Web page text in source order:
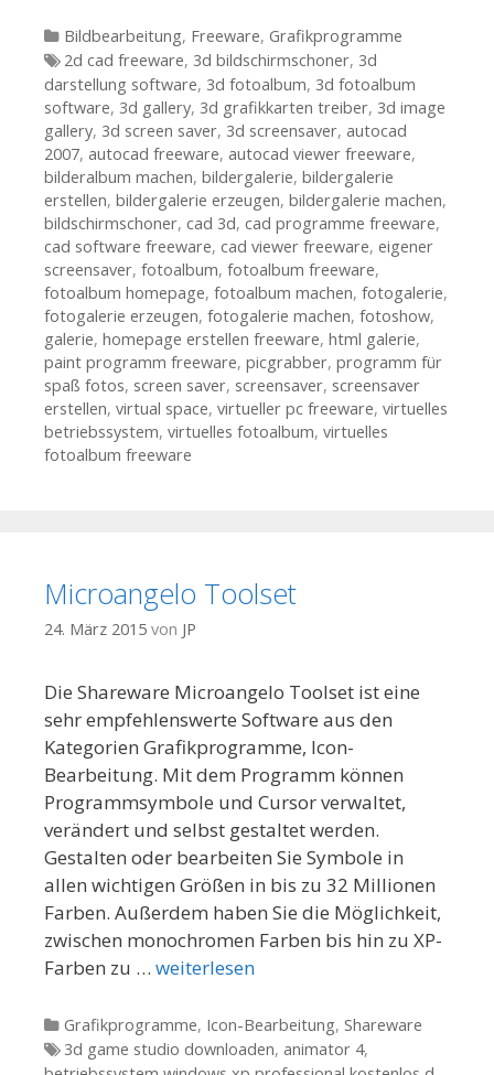
Kategorien
Bildbearbeitung, Freeware, Grafikprogramme
Tags
2d cad freeware, 3d bildschirmschoner, 3d
darstellung software, 3d fotoalbum, 3d fotoalbum
software, 3d gallery, 3d grafikkarten treiber, 3d image
gallery, 3d screen saver, 3d screensaver, autocad
2007, autocad freeware, autocad viewer freeware,
bilderalbum machen, bildergalerie, bildergalerie
erstellen, bildergalerie erzeugen, bildergalerie machen,
bildschirmschoner, cad 3d, cad programme freeware,
cad software freeware, cad viewer freeware, eigener
screensaver, fotoalbum, fotoalbum freeware,
fotoalbum homepage, fotoalbum machen, fotogalerie,
fotogalerie erzeugen, fotogalerie machen, fotoshow,
galerie, homepage erstellen freeware, html galerie,
paint programm freeware, picgrabber, programm für
spaß fotos, screen saver, screensaver, screensaver
erstellen, virtual space, virtueller pc freeware, virtuelles
betriebssystem, virtuelles fotoalbum, virtuelles
fotoalbum freeware
Microangelo Toolset
24. März 2015 von JP
Die Shareware Microangelo Toolset ist eine
sehr empfehlenswerte Software aus den
Kategorien Grafikprogramme, Icon-
Bearbeitung. Mit dem Programm können
Programmsymbole und Cursor verwaltet,
verändert und selbst gestaltet werden.
Gestalten oder bearbeiten Sie Symbole in
allen wichtigen Größen in bis zu 32 Millionen
Farben. Außerdem haben Sie die Möglichkeit,
zwischen monochromen Farben bis hin zu XP-
Farben zu … weiterlesen
Kategorien
Grafikprogramme, Icon-Bearbeitung, Shareware
Tags
3d game studio downloaden, animator 4,